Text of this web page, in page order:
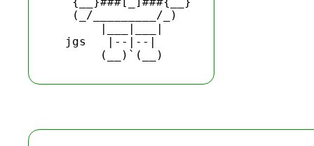
   (_/_________/_)
       |___|___|
  jgs   |--|--|